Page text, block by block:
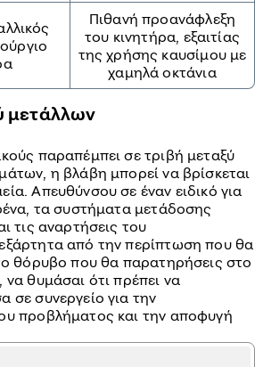
Πιθανή προανάφλεξη
του κινητήρα, εξαιτίας
της χρήσης καυσίμου με
χαμηλά οκτάνια
μετάλλων
παραπέμπει σε τριβή μεταξύ
η βλάβη μπορεί να βρίσκεται
Απευθύνσου σε έναν ειδικό για
τα συστήματα μετάδοσης
τις αναρτήσεις του
από την περίπτωση που θα
θόρυβο που θα παρατηρήσεις στο
να θυμάσαι ότι πρέπει να
σε συνεργείο για την
προβλήματος και την αποφυγή